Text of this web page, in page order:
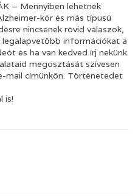
– Mennyiben lehetnek
kór és más típusú
nincsenek rövid válaszok,
információkat a
és ha van kedved írj nekünk.
megosztását szívesen
mail címünkön. Történetedet
is!